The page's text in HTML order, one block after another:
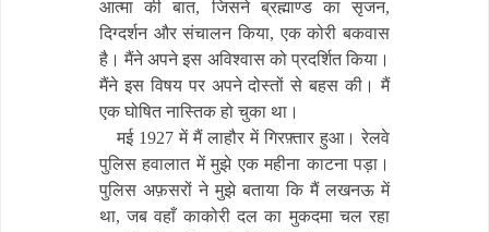
आत्मा की बात, जिसने ब्रह्माण्ड का सृजन,
दिग्दर्शन और संचालन किया, एक कोरी बकवास
है। मैंने अपने इस अविश्वास को प्रदर्शित किया।
मैंने इस विषय पर अपने दोस्तों से बहस की। मैं
एक घोषित नास्तिक हो चुका था।
मई 1927 में मैं लाहौर में गिरफ़्तार हुआ। रेलवे
पुलिस हवालात में मुझे एक महीना काटना पड़ा।
पुलिस अफ़सरों ने मुझे बताया कि मैं लखनऊ में
था, जब वहाँ काकोरी दल का मुकदमा चल रहा